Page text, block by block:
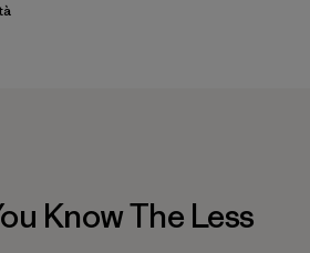
Know The Less